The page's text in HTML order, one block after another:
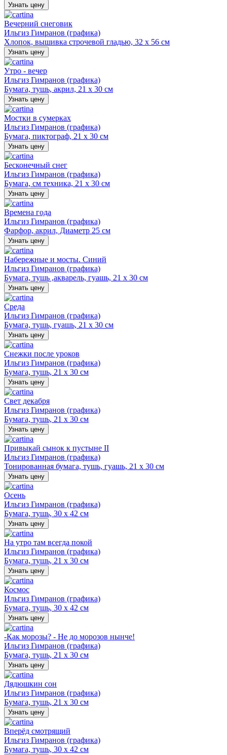
Узнать цену
Вечерний снеговик
Ильгиз Гимранов (графика)
Хлопок, вышивка строчевой гладью, 32 х 56 см
Узнать цену
Утро - вечер
Ильгиз Гимранов (графика)
Бумага, тушь, акрил, 21 х 30 см
Узнать цену
Мостки в сумерках
Ильгиз Гимранов (графика)
Бумага, пиктограф, 21 х 30 см
Узнать цену
Бесконечный снег
Ильгиз Гимранов (графика)
Бумага, см техника, 21 х 30 см
Узнать цену
Времена года
Ильгиз Гимранов (графика)
Фарфор, акрил, Диаметр 25 см
Узнать цену
Набережные и мосты. Синий
Ильгиз Гимранов (графика)
Бумага, тушь ,акварель, гуашь, 21 х 30 см
Узнать цену
Среда
Ильгиз Гимранов (графика)
Бумага, тушь, гуашь, 21 х 30 см
Узнать цену
Снежки после уроков
Ильгиз Гимранов (графика)
Бумага, тушь, 21 х 30 см
Узнать цену
Свет декабря
Ильгиз Гимранов (графика)
Бумага, тушь, 21 х 30 см
Узнать цену
Привыкай сынок к пустыне II
Ильгиз Гимранов (графика)
Тонированная бумага, тушь, гуашь, 21 х 30 см
Узнать цену
Осень
Ильгиз Гимранов (графика)
Бумага, тушь, 30 х 42 см
Узнать цену
На утро там всегда покой
Ильгиз Гимранов (графика)
Бумага, тушь, 21 х 30 см
Узнать цену
Космос
Ильгиз Гимранов (графика)
Бумага, тушь, 30 х 42 см
Узнать цену
-Как морозы? - Не до морозов нынче!
Ильгиз Гимранов (графика)
Бумага, тушь, 21 х 30 см
Узнать цену
Дядюшкин сон
Ильгиз Гимранов (графика)
Бумага, тушь, 21 х 30 см
Узнать цену
Вперёд смотрящий
Ильгиз Гимранов (графика)
Бумага, тушь, 30 х 42 см